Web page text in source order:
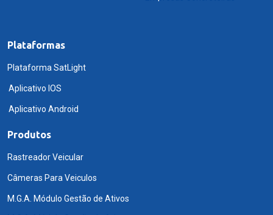
Plataformas
Plataforma SatLight
Aplicativo IOS
Aplicativo Android
Produtos
Rastreador Veicular
Câmeras Para Veiculos
M.G.A. Módulo Gestão de Ativos